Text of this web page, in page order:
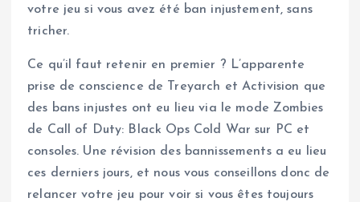
votre jeu si vous avez été ban injustement, sans
tricher.
Ce qu’il faut retenir en premier ? L’apparente
prise de conscience de Treyarch et Activision que
des bans injustes ont eu lieu via le mode Zombies
de Call of Duty: Black Ops Cold War sur PC et
consoles. Une révision des bannissements a eu lieu
ces derniers jours, et nous vous conseillons donc de
relancer votre jeu pour voir si vous êtes toujours